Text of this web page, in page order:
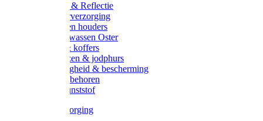
Verlichting & Reflectie
Rapide leerverzorging
Likstenen en houders
Poetsen & wassen Oster
Poetssets & koffers
Ruiter laarzen & jodphurs
Ruiter veiligheid & bescherming
Ruiter - toebehoren
Voerbak kunststof
Klauwverzorging